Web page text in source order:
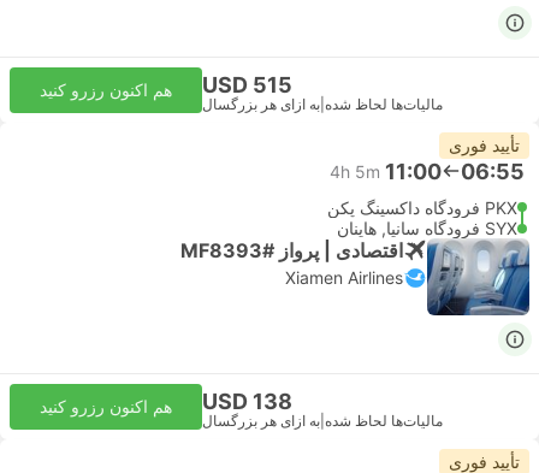
USD 515
مالیات‌ها لحاظ شده به ازای هر بزرگسال
هم اکنون رزرو کنید
تأیید فوری
06:55
11:00
4h 5m
PKX فرودگاه داکسینگ پکن
SYX فرودگاه سانیا, هاینان
اقتصادی | پرواز #MF8393
Xiamen Airlines
USD 138
مالیات‌ها لحاظ شده به ازای هر بزرگسال
هم اکنون رزرو کنید
تأیید فوری